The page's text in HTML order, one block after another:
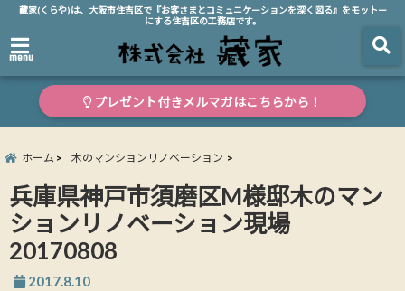
藏家(くらや)は、大阪市住吉区で『お客さまとコミュニケーションを深く図る』をモットー
にする住吉区の工務店です。
menu
プレゼント付きメルマガはこちらから！
ホーム 木のマンションリノベーション
兵庫県神戸市須磨区M様邸木のマン
ションリノベーション現場
20170808
2017.8.10